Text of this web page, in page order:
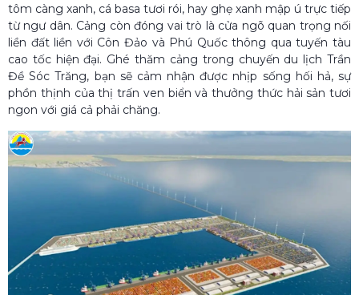
tôm càng xanh, cá basa tươi rói, hay ghẹ xanh mập ú trực tiếp
từ ngư dân. Cảng còn đóng vai trò là cửa ngõ quan trọng nối
liền đất liền với Côn Đảo và Phú Quốc thông qua tuyến tàu
cao tốc hiện đại. Ghé thăm cảng trong chuyến du lịch Trần
Đề Sóc Trăng, bạn sẽ cảm nhận được nhịp sống hối hả, sự
phồn thịnh của thị trấn ven biển và thưởng thức hải sản tươi
ngon với giá cả phải chăng.